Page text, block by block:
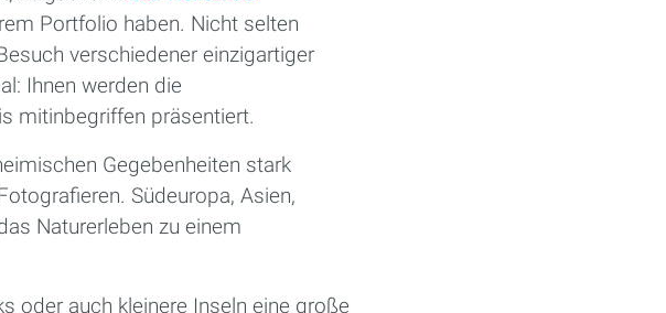
Portfolio haben. Nicht selten
verschiedener einzigartiger
Ihnen werden die
mitinbegriffen präsentiert.
Gegebenheiten stark
Südeuropa, Asien,
Naturerleben zu einem
oder auch kleinere Inseln eine große